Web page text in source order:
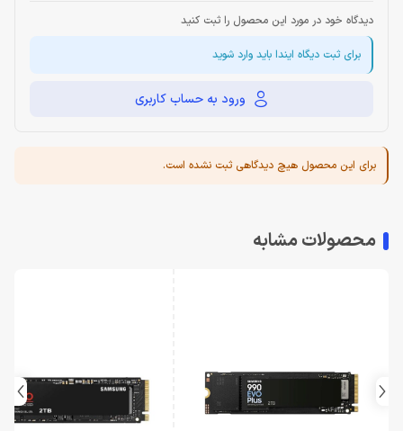
دیدگاه خود در مورد این محصول را ثبت کنید
برای ثبت دیگاه ایندا باید وارد شوید
ورود به حساب کاربری
برای این محصول هیچ دیدگاهی ثبت نشده است.
محصولات مشابه